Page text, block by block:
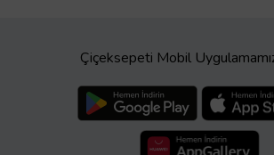
Çiçeksepeti Mobil